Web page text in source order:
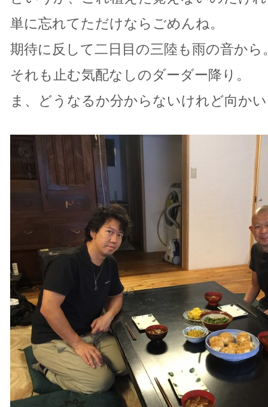
単に忘れてただけならごめんね。
期待に反して二日目の三陸も雨の音から
それも止む気配なしのダーダー降り。
ま、どうなるか分からないけれど向か